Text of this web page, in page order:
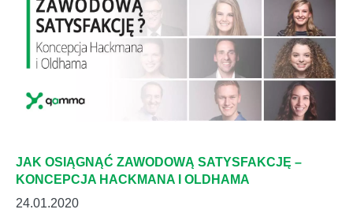
JAK OSIĄGNĄĆ ZAWODOWĄ SATYSFAKCJĘ –
KONCEPCJA HACKMANA I OLDHAMA
24.01.2020